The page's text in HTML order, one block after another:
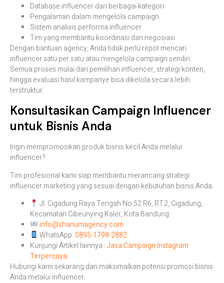
Database influencer dari berbagai kategori
Pengalaman dalam mengelola campaign
Sistem analisis performa influencer
Tim yang membantu koordinasi dan negosiasi
Dengan bantuan agency, Anda tidak perlu repot mencari
influencer satu per satu atau mengelola campaign sendiri.
Semua proses mulai dari pemilihan influencer, strategi konten,
hingga evaluasi hasil kampanye bisa dikelola secara lebih
terstruktur.
Konsultasikan Campaign Influencer
untuk Bisnis Anda
Ingin mempromosikan produk bisnis kecil Anda melalui
influencer?
Tim profesional kami siap membantu merancang strategi
influencer marketing yang sesuai dengan kebutuhan bisnis Anda.
Jl. Cigadung Raya Tengah No.52 R6, RT.2, Cigadung,
Kecamatan Cibeunying Kaler, Kota Bandung
info@shanumagency.com
WhatsApp: 0895-1798-2882
Kunjungi Artikel lainnya :Jasa Campaign Instagram
Terpercaya
Hubungi kami sekarang dan maksimalkan potensi promosi bisnis
Anda melalui influencer.